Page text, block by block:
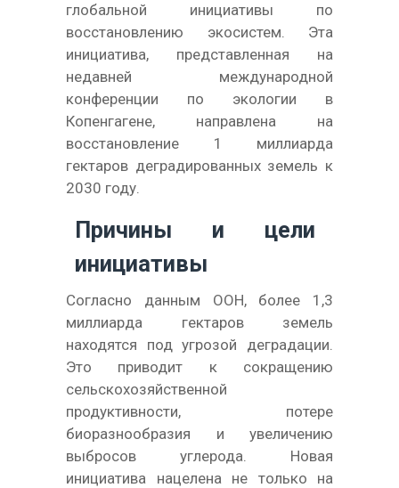
глобальной инициативы по
восстановлению экосистем. Эта
инициатива, представленная на
недавней международной
конференции по экологии в
Копенгагене, направлена на
восстановление 1 миллиарда
гектаров деградированных земель к
2030 году.
Причины и цели
инициативы
Согласно данным ООН, более 1,3
миллиарда гектаров земель
находятся под угрозой деградации.
Это приводит к сокращению
сельскохозяйственной
продуктивности, потере
биоразнообразия и увеличению
выбросов углерода. Новая
инициатива нацелена не только на